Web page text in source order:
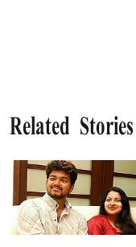
Related Stories